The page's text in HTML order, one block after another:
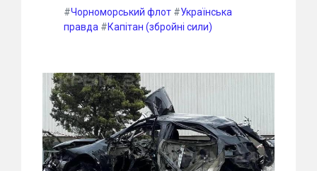
#Чорноморський флот #Українська
правда #Капітан (збройні сили)